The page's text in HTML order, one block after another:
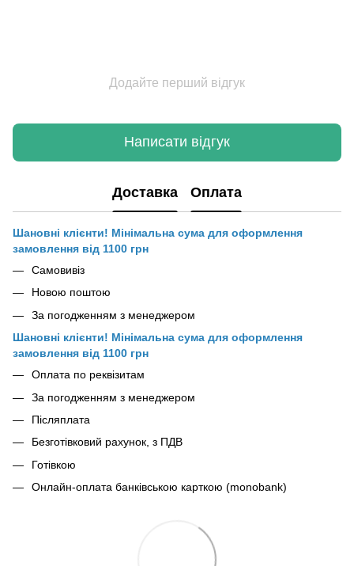
Додайте перший відгук
Написати відгук
Доставка Оплата
Шановні клієнти! Мінімальна сума для оформлення
замовлення від 1100 грн
Самовивіз
Новою поштою
За погодженням з менеджером
Шановні клієнти! Мінімальна сума для оформлення
замовлення від 1100 грн
Оплата по реквізитам
За погодженням з менеджером
Післяплата
Безготівковий рахунок, з ПДВ
Готівкою
Онлайн-оплата банківською карткою (monobank)